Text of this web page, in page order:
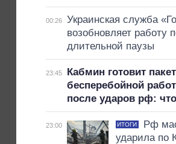
00:26
Украинская служба
возобновляет работу
длительной паузы
23:45
Кабмин готовит
бесперебойной
после ударов рф:
23:00 ИТОГИ
Рф
ударила по